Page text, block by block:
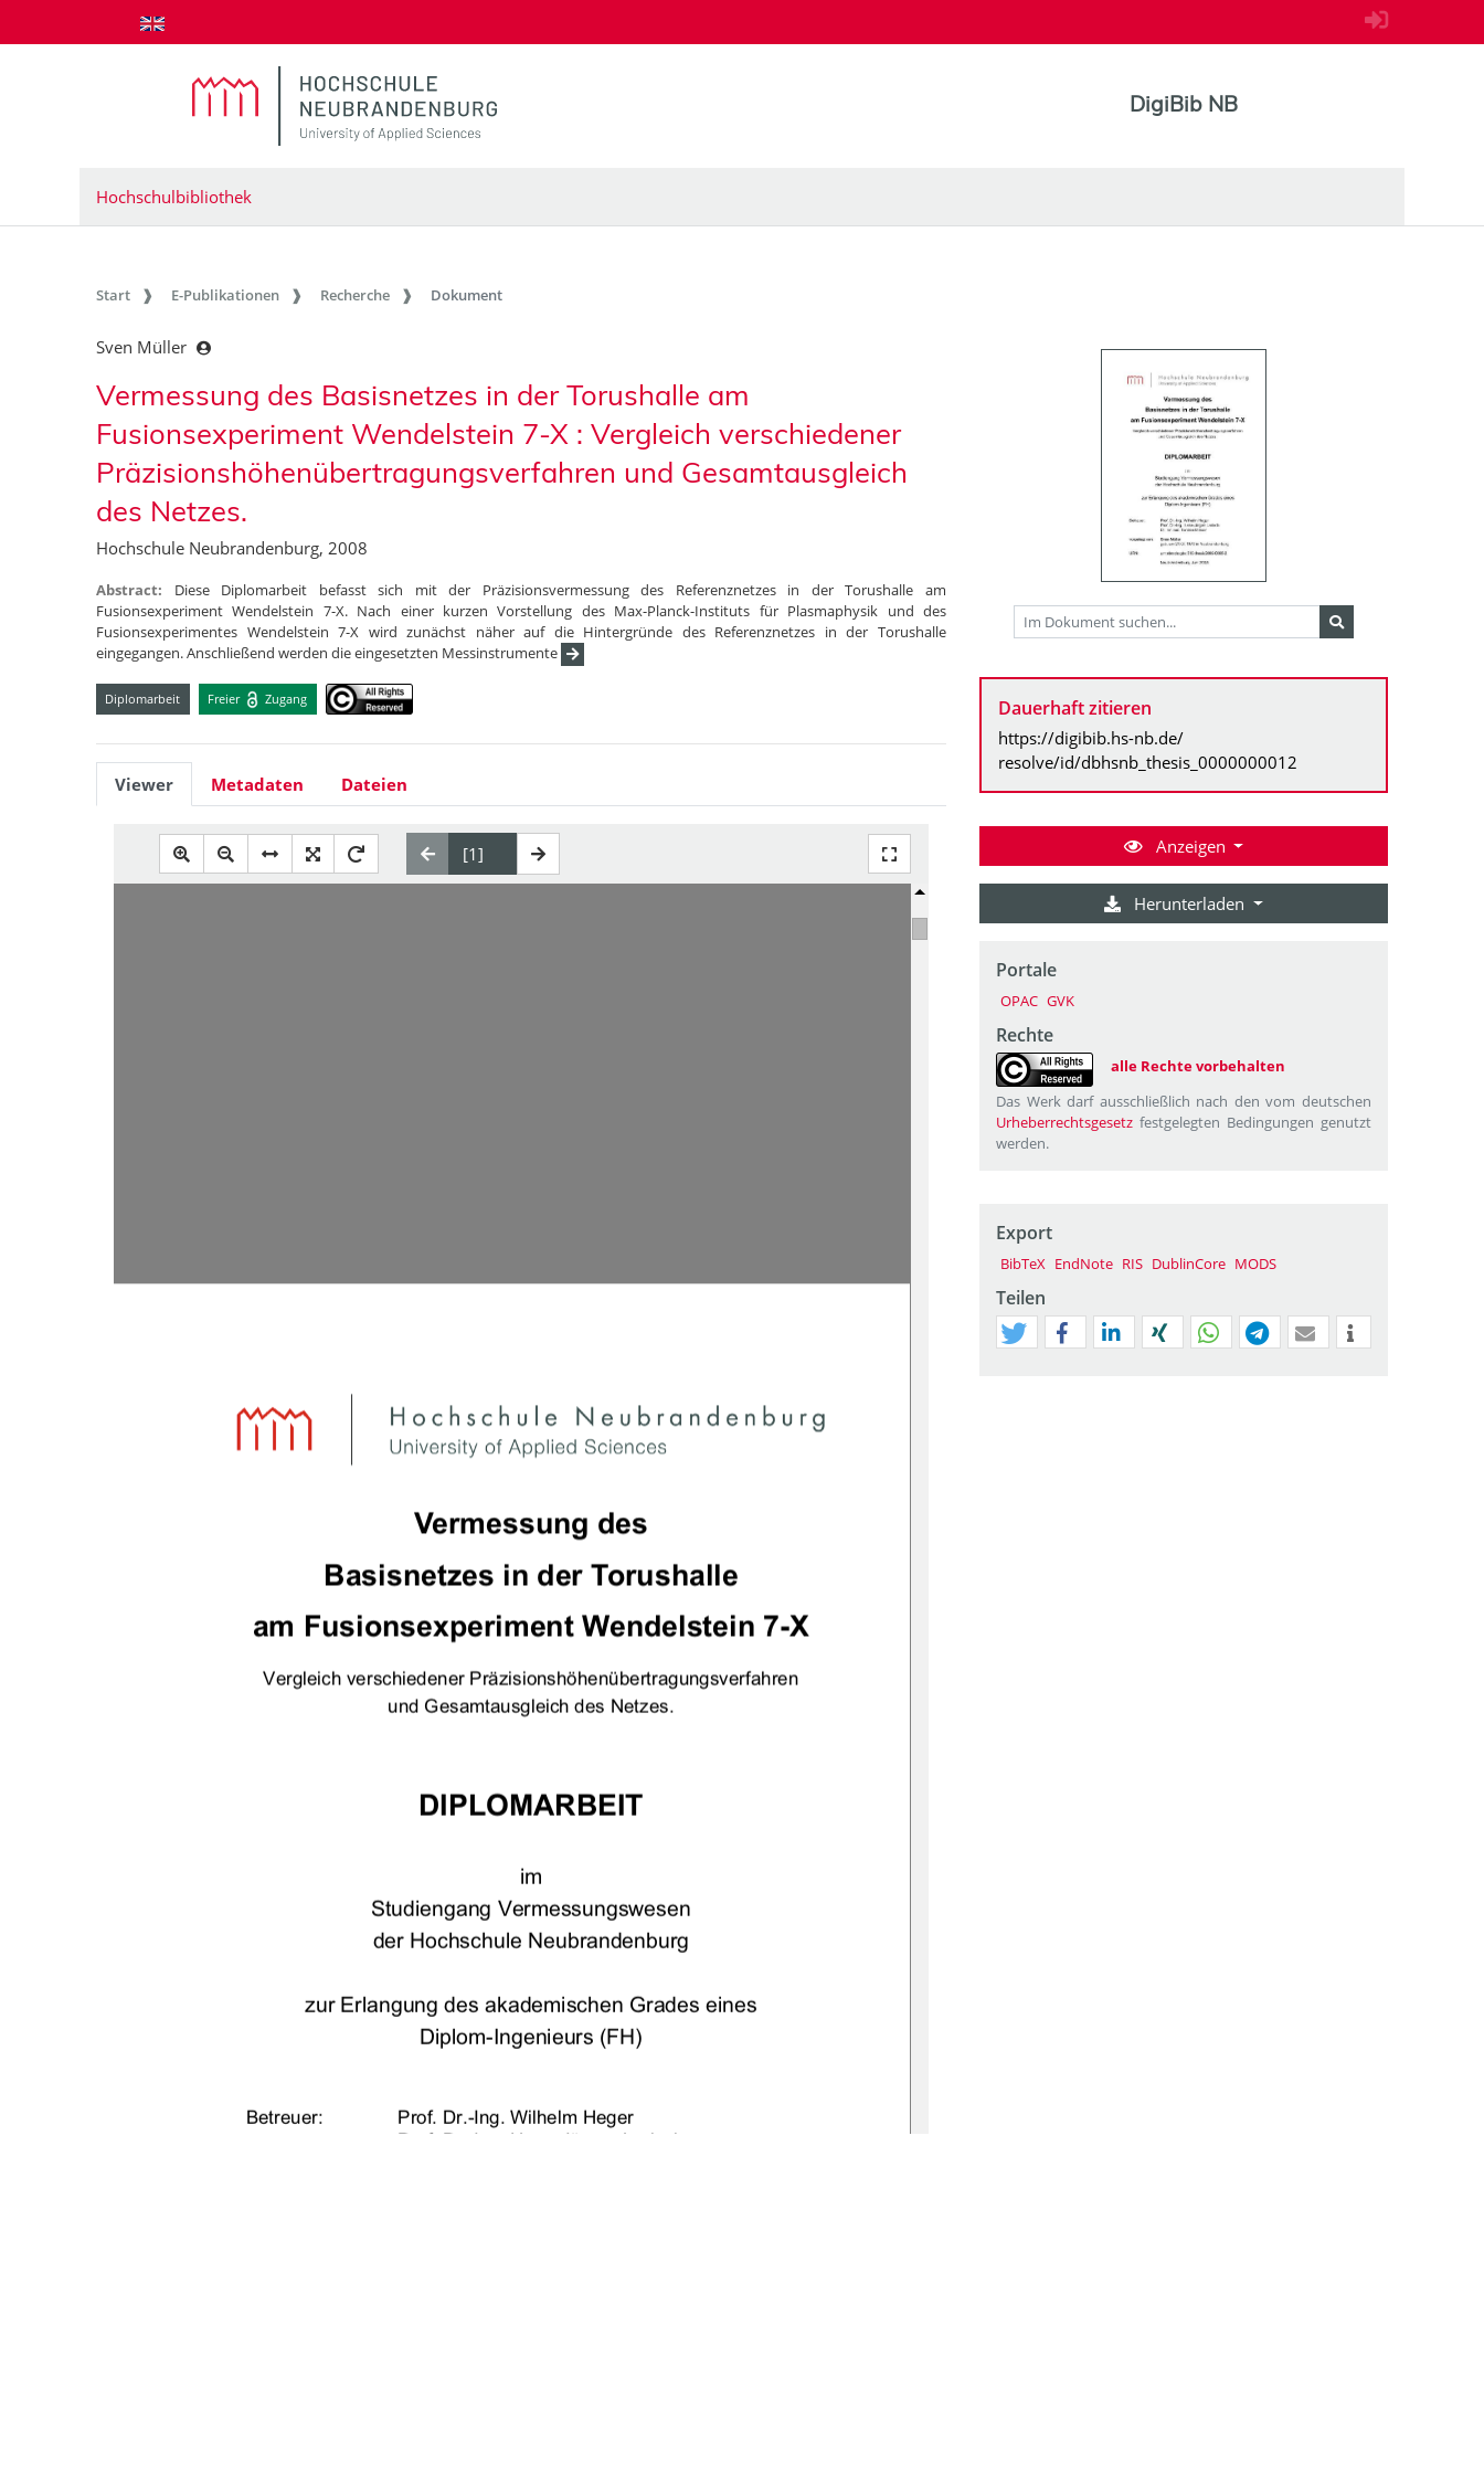
zum Inhalt springen
DigiBib NB
Hochschulbibliothek
Start E-Publikationen Recherche Dokument
Sven Müller
Vermessung des Basisnetzes in der Torushalle am
Fusionsexperiment Wendelstein 7-X : Vergleich verschiedener
Präzisionshöhenübertragungsverfahren und Gesamtausgleich
des Netzes.
Hochschule Neubrandenburg, 2008
Abstract: Diese Diplomarbeit befasst sich mit der Präzisionsvermessung des Referenznetzes in der Torushalle am
Fusionsexperiment Wendelstein 7-X. Nach einer kurzen Vorstellung des Max-Planck-Instituts für Plasmaphysik und des
Fusionsexperimentes Wendelstein 7-X wird zunächst näher auf die Hintergründe des Referenznetzes in der Torushalle
eingegangen. Anschließend werden die eingesetzten Messinstrumente
Diplomarbeit Freier Zugang
Viewer Metadaten Dateien
Vermessung des
Basisnetzes in der Torushalle
am Fusionsexperiment Wendelstein 7-X
Vergleich verschiedener Präzisionshöhenübertragungsverfahren
und Gesamtausgleich des Netzes.
DIPLOMARBEIT
im
Studiengang Vermessungswesen
der Hochschule Neubrandenburg
zur Erlangung des akademischen Grades eines
Diplom-Ingenieurs (FH)
Betreuer:
Prof. Dr.-Ing. Wilhelm Heger
Prof. Dr.-Ing. Hans-Jürgen Larisch
Dauerhaft zitieren
https://digibib.hs-nb.de/
resolve/id/dbhsnb_thesis_0000000012
Anzeigen
Herunterladen
Portale
OPAC GVK
Rechte
alle Rechte vorbehalten
Das Werk darf ausschließlich nach den vom deutschen
Urheberrechtsgesetz festgelegten Bedingungen genutzt
werden.
Export
BibTeX EndNote RIS DublinCore MODS
Teilen